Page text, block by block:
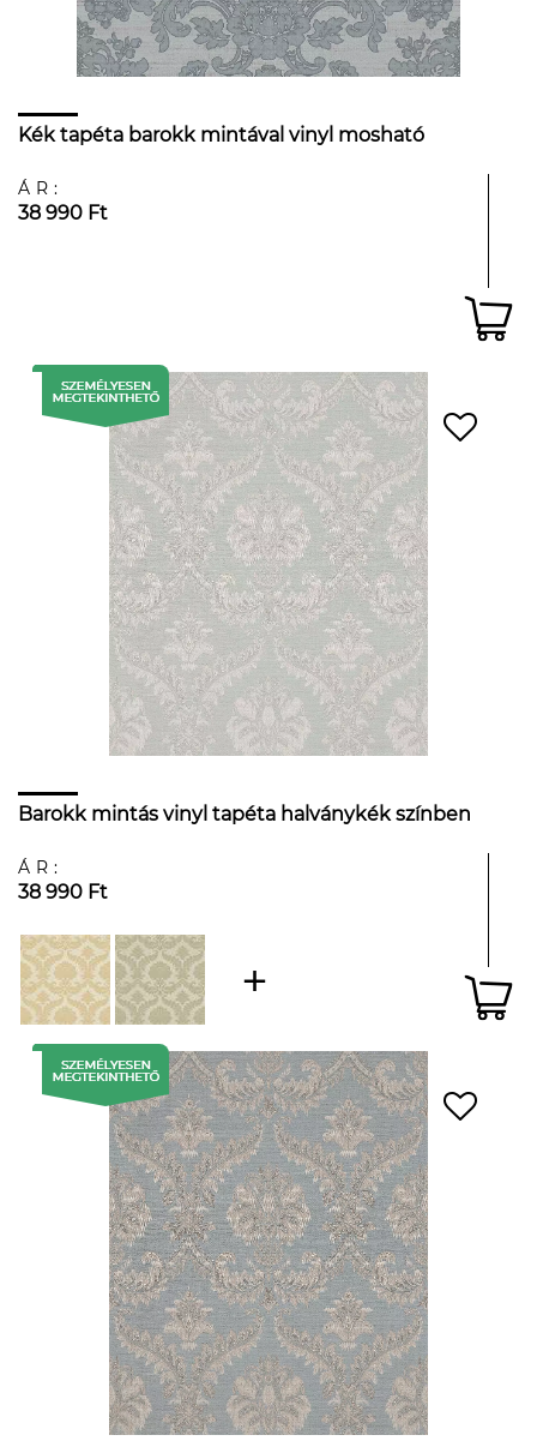
Kék tapéta barokk mintával vinyl mosható
ÁR:
38 990 Ft
Barokk mintás vinyl tapéta halványkék színben
ÁR:
38 990 Ft